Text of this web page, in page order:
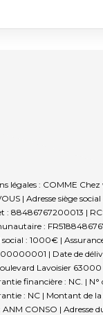
légales : COMME Chez
| Adresse siège social
: 88486767200013 |
:
: 1000€ |
| Date de
Lavoisier
financière : NC. | N°
: NC | Montant de
CONSO | Adresse